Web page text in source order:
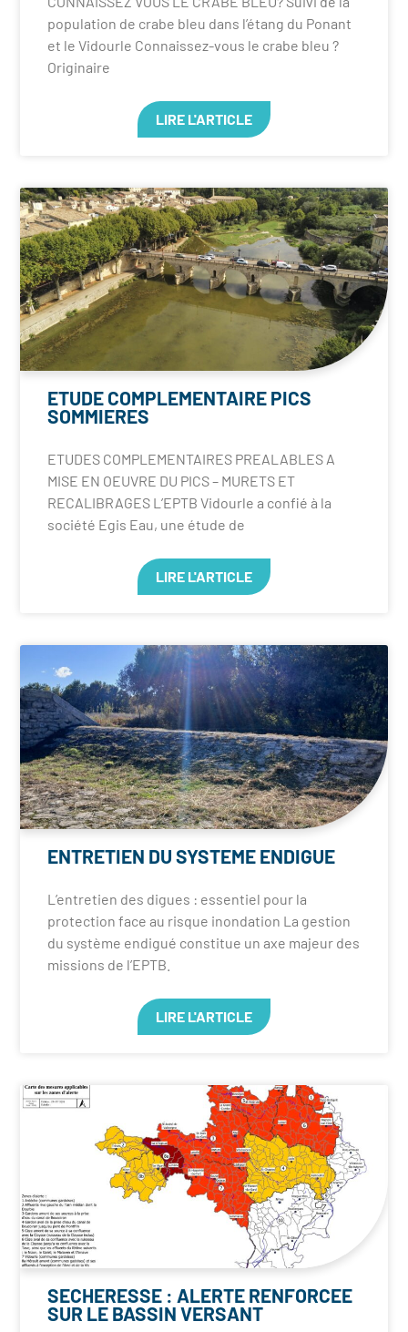
population de crabe bleu dans l’étang du Ponant
et le Vidourle Connaissez-vous le crabe bleu ?
Originaire
LIRE L'ARTICLE
ETUDE COMPLEMENTAIRE PICS
SOMMIERES
ETUDES COMPLEMENTAIRES PREALABLES A
MISE EN OEUVRE DU PICS – MURETS ET
RECALIBRAGES L’EPTB Vidourle a confié à la
société Egis Eau, une étude de
LIRE L'ARTICLE
ENTRETIEN DU SYSTEME ENDIGUE
L’entretien des digues : essentiel pour la
protection face au risque inondation La gestion
du système endigué constitue un axe majeur des
missions de l’EPTB.
LIRE L'ARTICLE
SECHERESSE : ALERTE RENFORCEE
SUR LE BASSIN VERSANT